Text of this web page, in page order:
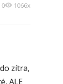
0 1066x
zítra,
ALE